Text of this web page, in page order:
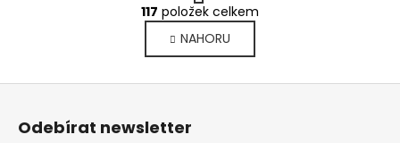
v
l
á
d
r
á
n
k
117 položek celkem
NAHORU
Z
Odebírat newsletter